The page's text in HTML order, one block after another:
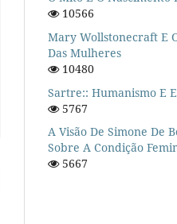
10566
Mary Wollstonecraft E
Das Mulheres
10480
Sartre:: Humanismo E
5767
A Visão De Simone De
Sobre A Condição
5667